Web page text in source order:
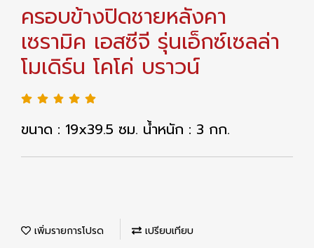
ครอบข้างปิดชายหลังคา
เซรามิค เอสซีจี รุ่นเอ็กซ์เซลล่า
โมเดิร์น โคโค่ บราวน์
ขนาด : 19x39.5 ซม. น้ำหนัก : 3 กก.
เพิ่มรายการโปรด เปรียบเทียบ